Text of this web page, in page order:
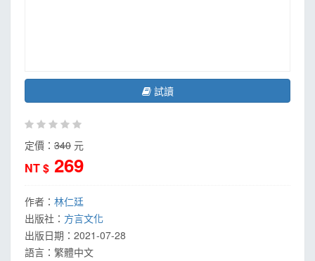
試讀
定價： 340 元
NT $ 269
作者： 林仁廷
出版社： 方言文化
出版日期： 2021-07-28
語言： 繁體中文